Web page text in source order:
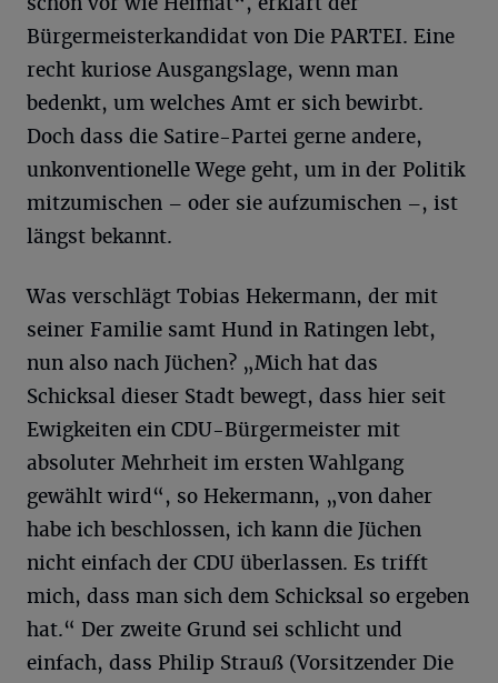
Bürgermeisterkandidat von Die PARTEI. Eine
recht kuriose Ausgangslage, wenn man
bedenkt, um welches Amt er sich bewirbt.
Doch dass die Satire-Partei gerne andere,
unkonventionelle Wege geht, um in der Politik
mitzumischen – oder sie aufzumischen –, ist
längst bekannt.
Was verschlägt Tobias Hekermann, der mit
seiner Familie samt Hund in Ratingen lebt,
nun also nach Jüchen? „Mich hat das
Schicksal dieser Stadt bewegt, dass hier seit
Ewigkeiten ein CDU-Bürgermeister mit
absoluter Mehrheit im ersten Wahlgang
gewählt wird“, so Hekermann, „von daher
habe ich beschlossen, ich kann die Jüchen
nicht einfach der CDU überlassen. Es trifft
mich, dass man sich dem Schicksal so ergeben
hat.“ Der zweite Grund sei schlicht und
einfach, dass Philip Strauß (Vorsitzender Die